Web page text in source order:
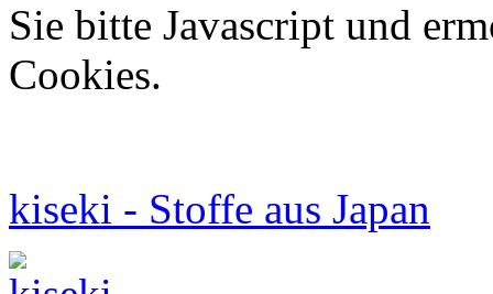
Sie bitte Javascript und
Cookies.
kiseki - Stoffe aus Japan